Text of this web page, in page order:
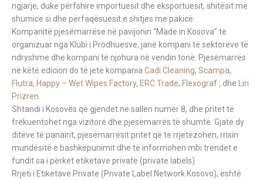
ngjarje, duke përfshire importuesit dhe eksportuesit, shitësit me
shumice si dhe përfaqësuesit e shitjes me pakicë.
Kompanitë pjesëmarrëse në pavijonin “Made in Kosova” të
organizuar nga Klubi i Prodhuesve, janë kompani të sektorëve të
ndryshme dhe kompani të njohura në vendin tonë. Pjesëmarrës
në këtë edicion do të jetë kompania Cadi Cleaning, Scampa,
Flutra, Happy – Wet Wipes Factory, ERC Trade, Flexograf, dhe
Liri
Prizren
Shtandi i Kosovës që gjendet në sallën numër 8, dhe pritet të
frekuentohet nga vizitorë dhe pjesëmarrës të shumtë. Gjatë dy
ditëve të panairit, pjesëmarrësit pritet që të rrjetëzohen, rrisin
mundësitë e bashkëpunimit dhe të informohen mbi trendet e
fundit sa i përket etiketave private (private labels).
Rrjeti i Etiketave Private (Private Label Network Kosovo), është